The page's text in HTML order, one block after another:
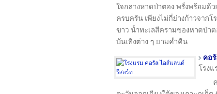
ใจกลางหาดป่าตอง พรั่งพร้อมด้
ครบครัน เพียงไม่กี่ย่างก้าวจาก
ขาว น้ำทะเลสีครามของหาดป่า
บันเทิงต่าง ๆ ยามค่ำคืน
คอ
โรง